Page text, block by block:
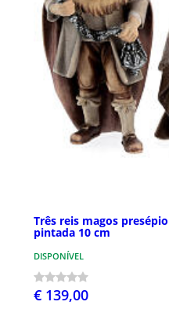
Três reis magos
pintada 10 cm
DISPONÍVEL
€ 139,00